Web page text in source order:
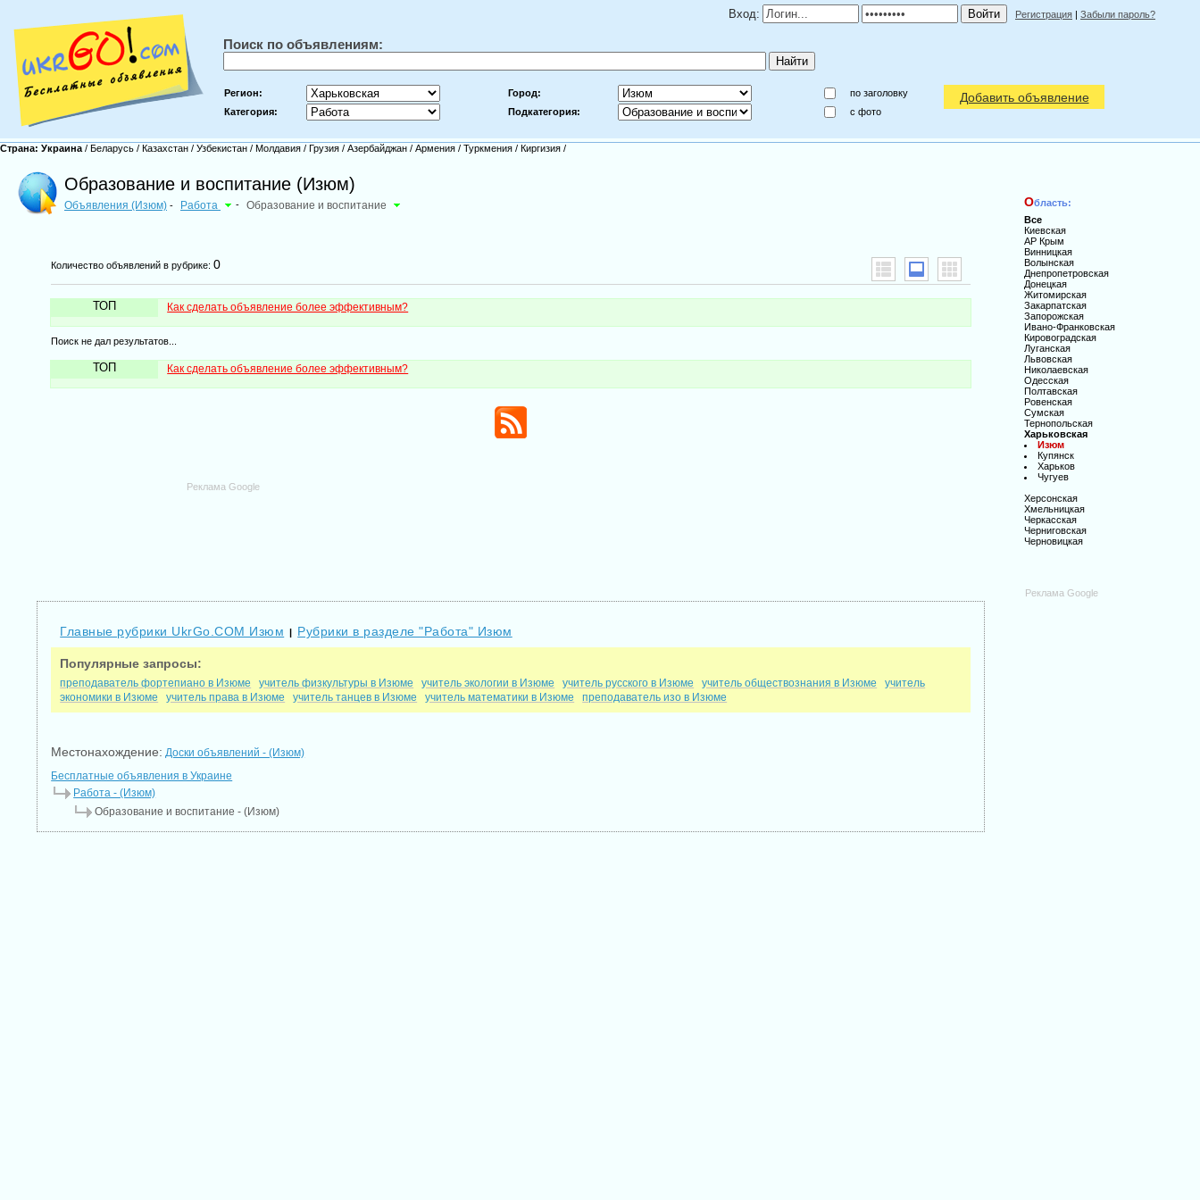
Вход: Регистрация | Забыли пароль?
Поиск по объявлениям:
Регион: Город:
по заголовку
Категория:
Подкатегория: c фото
Добавить объявление
Страна: Украина / Беларусь / Казахстан / Узбекистан / Молдавия / Грузия / Азербайджан / Армения / Туркмения / Киргизия /
Образование и воспитание (Изюм)
Объявления (Изюм) - Работа - Образование и воспитание
Количество объявлений в рубрике:0
ТОП Как сделать объявление более эффективным?
Поиск не дал результатов...
ТОП Как сделать объявление более эффективным?
Реклама Google
Главные рубрики UkrGo.COM Изюм | Рубрики в разделе "Работа" Изюм
Популярные запросы:
преподаватель фортепиано в Изюме учитель физкультуры в Изюме учитель экологии в Изюме учитель русского в Изюме учитель обществознания в Изюме
учитель
экономики в Изюме
учитель права в Изюме учитель танцев в Изюме учитель математики в Изюме преподаватель изо в Изюме
Местонахождение: Доски объявлений - (Изюм)
Бесплатные объявления в Украине
Работа - (Изюм)
Образование и воспитание - (Изюм)
Область:
Все
Киевская
АР Крым
Винницкая
Волынская
Днепропетровская
Донецкая
Житомирская
Закарпатская
Запорожская
Ивано-Франковская
Кировоградская
Луганская
Львовская
Николаевская
Одесская
Полтавская
Ровенская
Сумская
Тернопольская
Харьковская
Изюм
Купянск
Харьков
Чугуев
Херсонская
Хмельницкая
Черкасская
Черниговская
Черновицкая
Реклама Google